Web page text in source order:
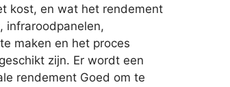
kost, en wat het rendement
infraroodpanelen,
maken en het proces
zijn. Er wordt een
rendement Goed om te